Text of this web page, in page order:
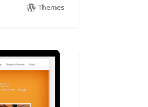
Themes